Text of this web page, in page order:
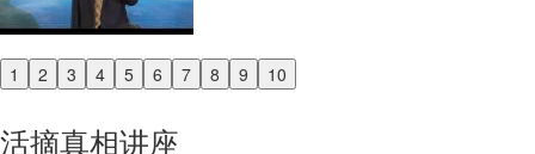
1 2 3 4 5 6 7 8 9 10
Previous
活摘真相讲座